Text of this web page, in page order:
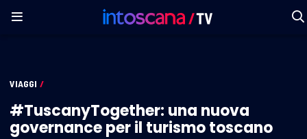
VIAGGI /
#TuscanyTogether: una nuova
governance per il turismo toscano